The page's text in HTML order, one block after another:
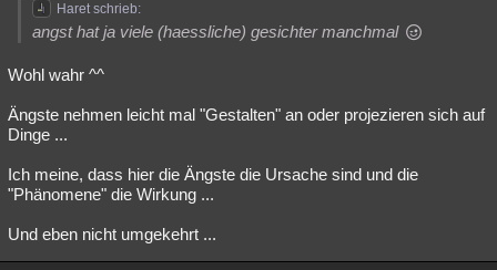
Haret schrieb:
angst hat ja viele (haessliche) gesichter manchmal
Wohl wahr ^^
Ängste nehmen leicht mal "Gestalten" an oder projezieren sich auf
Dinge ...
Ich meine, dass hier die Ängste die Ursache sind und die
"Phänomene" die Wirkung ...
Und eben nicht umgekehrt ...